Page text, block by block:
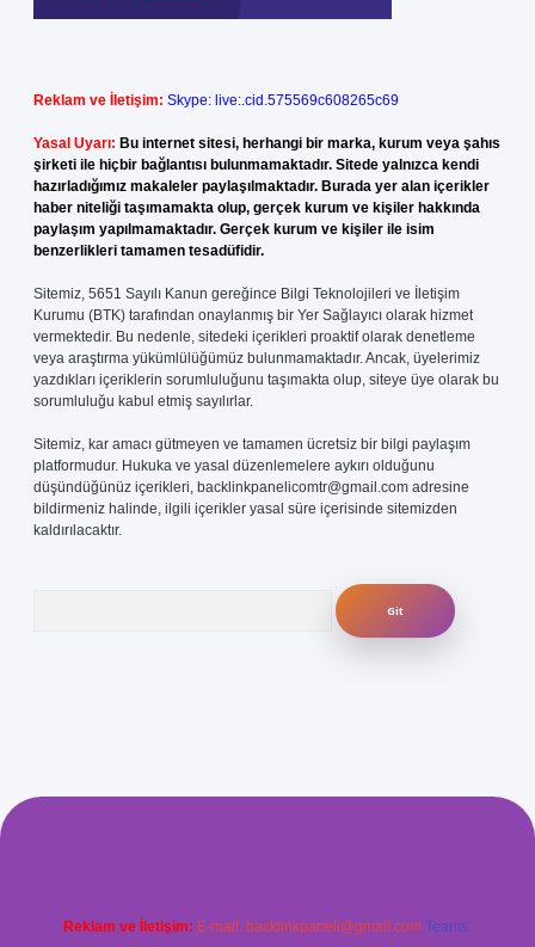
Reklam ve İletişim: Skype: live:.cid.575569c608265c69
Yasal Uyarı: Bu internet sitesi, herhangi bir marka, kurum veya şahıs
şirketi ile hiçbir bağlantısı bulunmamaktadır. Sitede yalnızca kendi
hazırladığımız makaleler paylaşılmaktadır. Burada yer alan içerikler
haber niteliği taşımamakta olup, gerçek kurum ve kişiler hakkında
paylaşım yapılmamaktadır. Gerçek kurum ve kişiler ile isim
benzerlikleri tamamen tesadüfidir.
Sitemiz, 5651 Sayılı Kanun gereğince Bilgi Teknolojileri ve İletişim
Kurumu (BTK) tarafından onaylanmış bir Yer Sağlayıcı olarak hizmet
vermektedir. Bu nedenle, sitedeki içerikleri proaktif olarak denetleme
veya araştırma yükümlülüğümüz bulunmamaktadır. Ancak, üyelerimiz
yazdıkları içeriklerin sorumluluğunu taşımakta olup, siteye üye olarak bu
sorumluluğu kabul etmiş sayılırlar.
Sitemiz, kar amacı gütmeyen ve tamamen ücretsiz bir bilgi paylaşım
platformudur. Hukuka ve yasal düzenlemelere aykırı olduğunu
düşündüğünüz içerikleri, backlinkpanelicomtr@gmail.com adresine
bildirmeniz halinde, ilgili içerikler yasal süre içerisinde sitemizden
kaldırılacaktır.
Reklam ve İletişim: E-mail: backlinkpaneli@gmail.com Teams: